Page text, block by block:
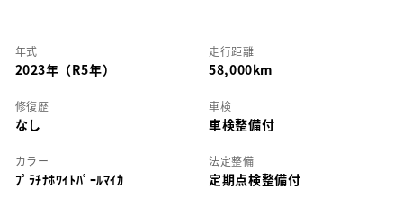
年式
2023年（R5年）
走行距離
58,000km
修復歴
なし
車検
車検整備付
カラー
ﾌﾟﾗﾁﾅﾎﾜｲﾄﾊﾟｰﾙﾏｲｶ
法定整備
定期点検整備付